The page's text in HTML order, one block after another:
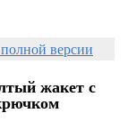
версии
жакет с